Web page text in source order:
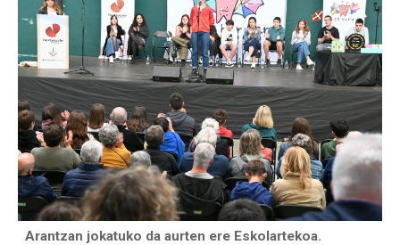
Arantzan jokatuko da aurten ere Eskolartekoa.